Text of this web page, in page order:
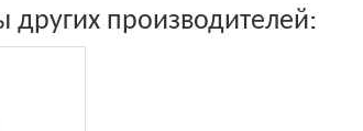
других производителей: